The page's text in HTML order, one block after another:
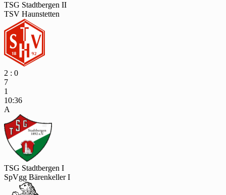
TSG Stadtbergen II
TSV Haunstetten
2 : 0
7
1
10:36
A
TSG Stadtbergen I
SpVgg Bärenkeller I